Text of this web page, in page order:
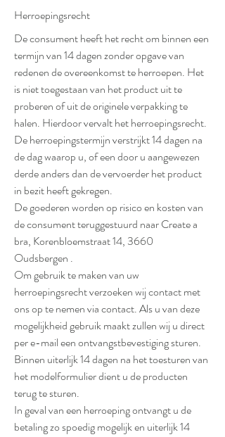
Herroepingsrecht
De consument heeft het recht om binnen een
termijn van 14 dagen zonder opgave van
redenen de overeenkomst te herroepen. Het
is niet toegestaan van het product uit te
proberen of uit de originele verpakking te
halen. Hierdoor vervalt het herroepingsrecht.
De herroepingstermijn verstrijkt 14 dagen na
de dag waarop u, of een door u aangewezen
derde anders dan de vervoerder het product
in bezit heeft gekregen.
De goederen worden op risico en kosten van
de consument teruggestuurd naar Create a
bra, Korenbloemstraat 14, 3660
Oudsbergen .
Om gebruik te maken van uw
herroepingsrecht verzoeken wij contact met
ons op te nemen via contact. Als u van deze
mogelijkheid gebruik maakt zullen wij u direct
per e-mail een ontvangstbevestiging sturen.
Binnen uiterlijk 14 dagen na het toesturen van
het modelformulier dient u de producten
terug te sturen.
In geval van een herroeping ontvangt u de
betaling zo spoedig mogelijk en uiterlijk 14